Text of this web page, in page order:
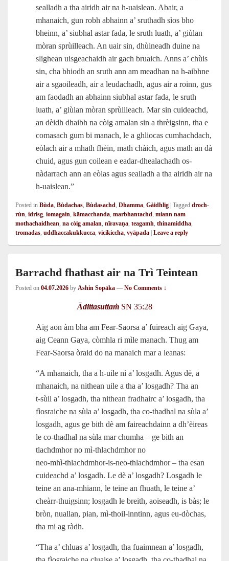
sealladh a tha airidh air na h‑uaislean. Abair, a
mhanaich, gun robh abhainn a’ sruthadh sìos bho
bheinn, a’ siubhal astar fada, le sruth luath, a’ giùlan
mòran sprùilleach. An uair sin, dhùineadh duine na
slighean uisgeachaidh air gach bruaich. Anns a’ chùis
sin, cha bhiodh an sruth ann am meadhan na h‑aibhne
air a sgaoileadh, air a leudachadh, agus air a roinn, gus
am faodadh an abhainn siubhal astar fada, le sruth
luath, a’ giùlan mòran sprùilleach. Mar sin cuideachd,
an dèidh dhaibh na còig amalan sin a thrèigsinn, tha e
comasach gum bi manach, le a ghliocas cumhachdach,
eòlach air a mhath fhèin, math chàich, agus math an dà
chuid, agus gun coilean e eadar-dhealachadh os-
nàdarrach ann an eòlas agus sealladh a tha airidh air na
h‑uaislean.”
Posted in Bùda, Bùdachas, Bùdasachd, Dhamma, Gàidhlig Tagged droch-
rùn, idrisg, iomagain, kāmacchanda, marbhantachd, miann nam
mothachaidhean, na còig amalan, nīravaṇa, teagamh, thinamiddha,
tromadas, uddhaccakukkucca, vicikiccha, vyāpada Leave a reply
Barrachd fhathast air na Trì Teintean
Posted on 04.07.2026 by Ashin Sopāka — No Comments ↓
ĀdittasuttaṁSN 35:28
Aig aon àm bha am Fear-Saorsa a’ fuireach aig Gaya,
aig Ceann Gaya, còmhla ri mìle manach. Thug am
Fear-Saorsa òraid do na manaich mar a leanas:
“A mhanaich, tha a h‑uile nì a’ losgadh. Agus dè, a
mhanaich, na nithean uile a tha a’ losgadh? Tha an
t‑sùil a’ losgadh, tha nithean fradhairc a’ losgadh, tha
fìosraiche na sùla a’ losgadh, tha co-thadhal na sùla a’
losgadh, agus ge bith dè am faireachdainn a dh’èireas
le co-thadhal na sùla mar chumha – ge bith an
tlachdmhor no mì-thlachdmhor no
neo‑mhì‑thlachdmhor‑is‑neo‑thlachdmhor – tha esan
cuideachd a’ losgadh. Le dè a’ losgadh? Losgadh le
teine an ana‑mhiann, le teine an fhuath, le teine a’
cheàrr‑thuigsinn; losgadh le breith, aoiseadh, is bàs; le
bròn, nuallan, pian, mì‑thoil-inntinn, agus eu‑dòchas,
tha mi ag ràdh.
“Tha a’ chluas a’ losgadh, tha fuaimnean a’ losgadh,